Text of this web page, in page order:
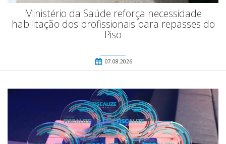
Ministério da Saúde reforça necessidade
habilitação dos profissionais para repasses do
Piso
07.08.2026